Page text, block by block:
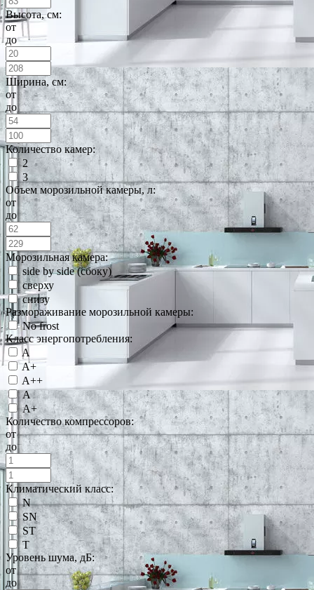
Высота, см:
от
до
Ширина, см:
от
до
Количество камер:
2
3
Объем морозильной камеры, л:
от
до
Морозильная камера:
side by side (сбоку)
сверху
снизу
Размораживание морозильной камеры:
No frost
Класс энергопотребления:
A
A+
A++
А
А+
Количество компрессоров:
от
до
Климатический класс:
N
SN
ST
T
Уровень шума, дБ:
от
до